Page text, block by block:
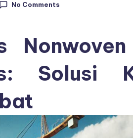
No Comments
Solusi